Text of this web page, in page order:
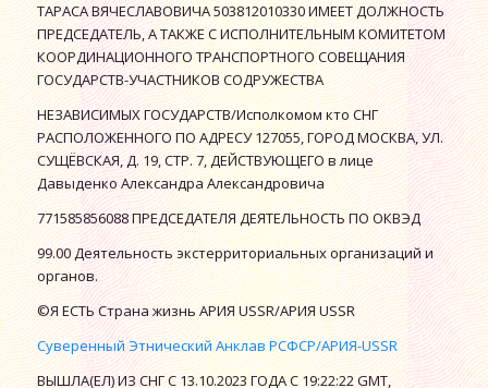
ТАРАСА ВЯЧЕСЛАВОВИЧА 503812010330 ИМЕЕТ ДОЛЖНОСТЬ
ПРЕДСЕДАТЕЛЬ, А ТАКЖЕ С ИСПОЛНИТЕЛЬНЫМ КОМИТЕТОМ
КООРДИНАЦИОННОГО ТРАНСПОРТНОГО СОВЕЩАНИЯ
ГОСУДАРСТВ-УЧАСТНИКОВ СОДРУЖЕСТВА
НЕЗАВИСИМЫХ ГОСУДАРСТВ/Исполкомом кто СНГ
РАСПОЛОЖЕННОГО ПО АДРЕСУ 127055, ГОРОД МОСКВА, УЛ.
СУЩЁВСКАЯ, Д. 19, СТР. 7, ДЕЙСТВУЮЩЕГО в лице
Давыденко Александра Александровича
771585856088 ПРЕДСЕДАТЕЛЯ ДЕЯТЕЛЬНОСТЬ ПО ОКВЭД
99.00 Деятельность экстерриториальных организаций и
органов.
©Я ЕСТЬ Страна жизнь АРИЯ USSR/АРИЯ USSR
Суверенный Этнический Анклав РСФСР/АРИЯ-USSR
ВЫШЛА(ЕЛ) ИЗ СНГ С 13.10.2023 ГОДА С 19:22:22 GMT,